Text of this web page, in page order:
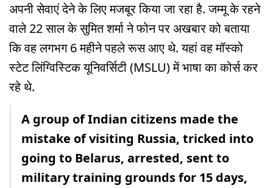
अपनी सेवाएं देने के लिए मजबूर किया जा रहा है. जम्मू के रहने
वाले 22 साल के सुमित शर्मा ने फोन पर अखबार को बताया
कि वह लगभग 6 महीने पहले रूस आए थे. यहां वह मॉस्को
स्टेट लिंग्विस्टिक यूनिवर्सिटी (MSLU) में भाषा का कोर्स कर
रहे थे.
A group of Indian citizens made the
mistake of visiting Russia, tricked into
going to Belarus, arrested, sent to
military training grounds for 15 days,